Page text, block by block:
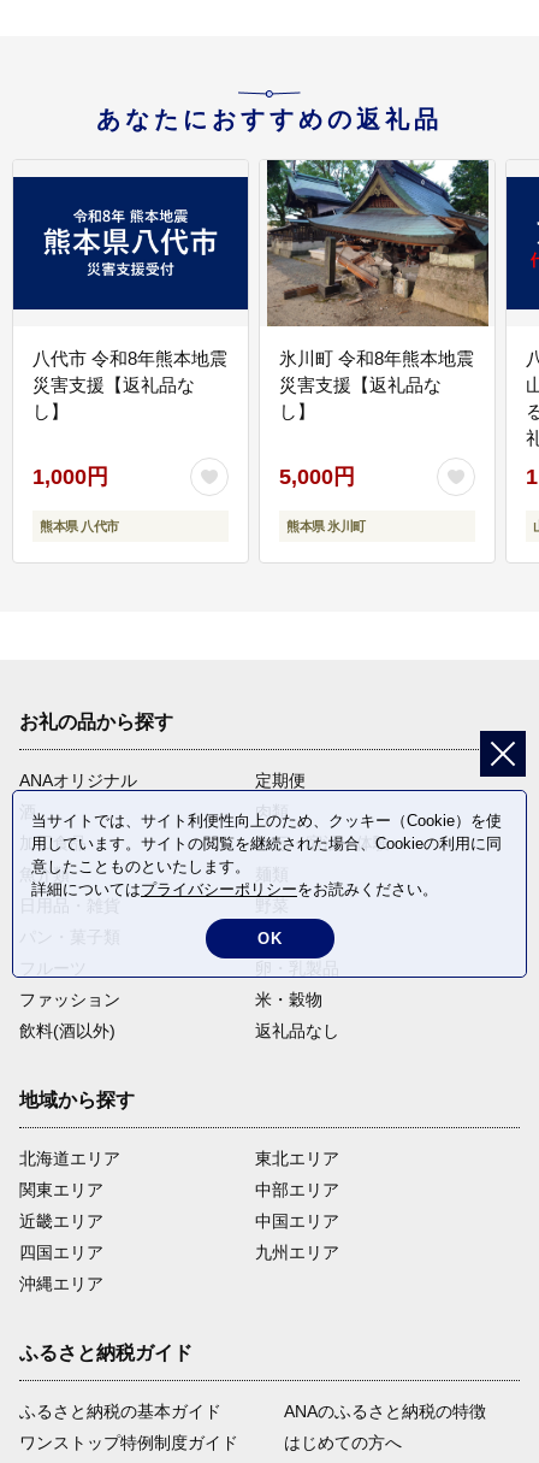
あなたにおすすめの返礼品
八代市 令和8年熊本地震
災害支援【返礼品な
し】
1,000円
熊本県 八代市
氷川町 令和8年熊本地震
災害支援【返礼品な
し】
5,000円
熊本県 氷川町
お礼の品から探す
ANAオリジナル
定期便
酒
肉類
加工食品
旅行・宿泊・体験
魚介類
電化製品
ファッション
米・穀物
飲料(酒以外)
返礼品なし
地域から探す
北海道エリア
関東エリア
近畿エリア
四国エリア
沖縄エリア
東北エリア
中部エリア
中国エリア
九州エリア
ふるさと納税ガイド
ふるさと納税の基本ガイド
ワンストップ特例制度ガイド
ANAのふるさと納税の特徴
はじめての方へ
当サイトでは、サイト利便性向上のため、クッキー（Cookie）を使
用しています。サイトの閲覧を継続された場合、Cookieの利用に同
意したことものといたします。
詳細についてはプライバシーポリシーをお読みください。
OK